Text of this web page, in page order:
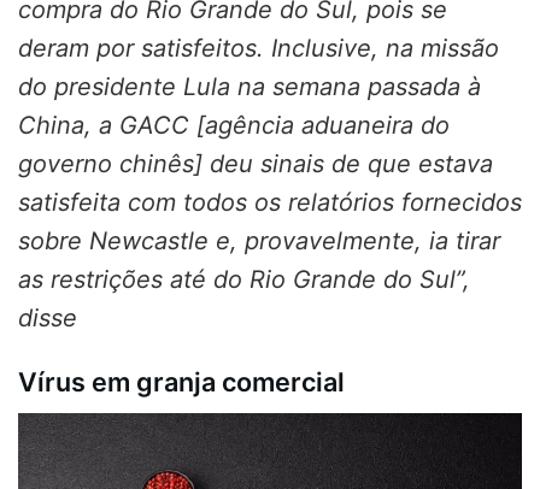
compra do Rio Grande do Sul, pois se
deram por satisfeitos. Inclusive, na missão
do presidente Lula na semana passada à
China, a GACC [agência aduaneira do
governo chinês] deu sinais de que estava
satisfeita com todos os relatórios fornecidos
sobre Newcastle e, provavelmente, ia tirar
as restrições até do Rio Grande do Sul”,
disse
Vírus em granja comercial